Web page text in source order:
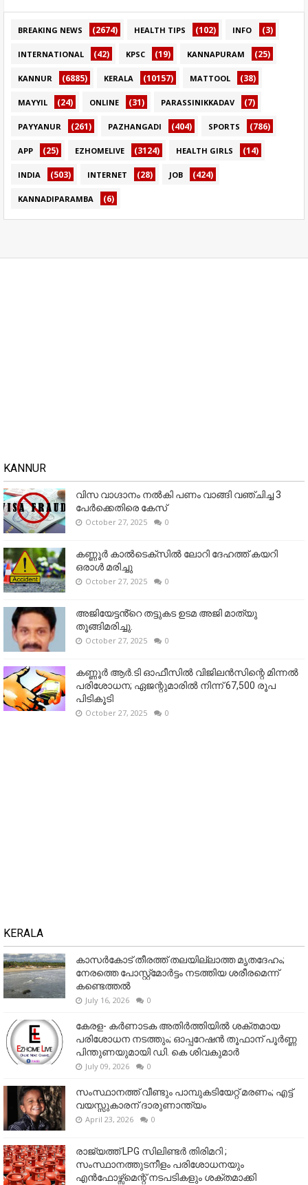
BREAKING NEWS (2674) HEALTH TIPS (102) INFO (3)
INTERNATIONAL (42) KPSC (19) KANNAPURAM (25)
KANNUR (6885) KERALA (10157) MATTOOL (38)
MAYYIL (24) ONLINE (31) PARASSINIKKADAV (7)
PAYYANUR (261) PAZHANGADI (404) SPORTS (786)
APP (25) EZHOMELIVE (3124) HEALTH GIRLS (14)
INDIA (503) INTERNET (28) JOB (424)
KANNADIPARAMBA (6)
KANNUR
വിസ വാഗ്ദാനം നൽകി പണം വാങ്ങി വഞ്ചിച്ച 3
പേർക്കെതിരെ കേസ്
October 27, 2025 0
കണ്ണൂര്‍ കാല്‍ടെക്‌സില്‍ ലോറി ദേഹത്ത് കയറി
ഒരാള്‍ മരിച്ചു
October 27, 2025 0
അജിയേട്ടൻ്റെ തട്ടുകട ഉടമ അജി മാത്യു
തൂങ്ങിമരിച്ചു.
October 27, 2025 0
കണ്ണൂര്‍ ആര്‍.ടി ഓഫീസില്‍ വിജിലൻസിന്റെ മിന്നല്‍
പരിശോധന; ഏജന്റുമാരില്‍ നിന്ന് 67,500 രൂപ
പിടികൂടി
October 27, 2025 0
KERALA
കാസർകോട് തീരത്ത് തലയില്ലാത്ത മൃതദേഹം;
നേരത്തെ പോസ്റ്റ്‌മോർട്ടം നടത്തിയ ശരീരമെന്ന്
കണ്ടെത്തൽ
July 16, 2026 0
കേരള- കർണാടക അതിർത്തിയിൽ ശക്തമായ
പരിശോധന നടത്തും; ഓപ്പറേഷൻ തൂഫാന് പൂർണ്ണ
പിന്തുണയുമായി ഡി. കെ ശിവകുമാർ
July 09, 2026 0
സംസ്ഥാനത്ത് വീണ്ടും പാമ്പുകടിയേറ്റ് മരണം; എട്ട്
വയസ്സുകാരന് ദാരുണാന്ത്യം
April 23, 2026 0
രാജ്യത്ത് LPG സിലിണ്ടർ തിരിമറി ;
സംസ്ഥാനത്തുടനീളം പരിശോധനയും
എൻഫോഴ്സ്മെന്റ് നടപടികളും ശക്തമാക്കി